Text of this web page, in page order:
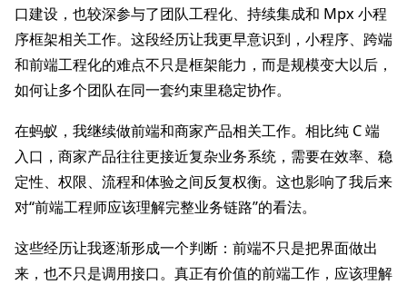
口建设，也较深参与了团队工程化、持续集成和 Mpx 小程
序框架相关工作。这段经历让我更早意识到，小程序、跨端
和前端工程化的难点不只是框架能力，而是规模变大以后，
如何让多个团队在同一套约束里稳定协作。
在蚂蚁，我继续做前端和商家产品相关工作。相比纯 C 端
入口，商家产品往往更接近复杂业务系统，需要在效率、稳
定性、权限、流程和体验之间反复权衡。这也影响了我后来
对“前端工程师应该理解完整业务链路”的看法。
这些经历让我逐渐形成一个判断：前端不只是把界面做出
来，也不只是调用接口。真正有价值的前端工作，应该理解